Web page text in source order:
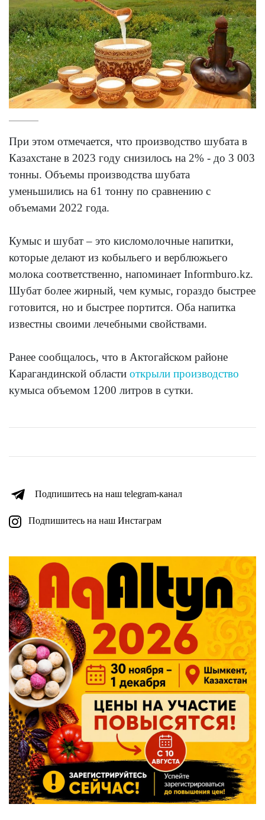
При этом отмечается, что производство шубата в
Казахстане в 2023 году снизилось на 2% - до 3 003
тонны. Объемы производства шубата
уменьшились на 61 тонну по сравнению с
объемами 2022 года.
Кумыс и шубат – это кисломолочные напитки,
которые делают из кобыльего и верблюжьего
молока соответственно, напоминает Informburo.kz.
Шубат более жирный, чем кумыс, гораздо быстрее
готовится, но и быстрее портится. Оба напитка
известны своими лечебными свойствами.
Ранее сообщалось, что в Актогайском районе
Карагандинской области открыли производство
кумыса объемом 1200 литров в сутки.
Подпишитесь на наш telegram-канал
Подпишитесь на наш Инстаграм